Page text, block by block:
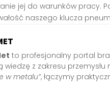
jej do warunków pracy.
naszego klucza
to profesjonalny portal
wiedzę z zakresu
w metalu”, łączymy